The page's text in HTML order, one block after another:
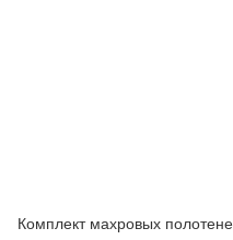
Комплект махровых